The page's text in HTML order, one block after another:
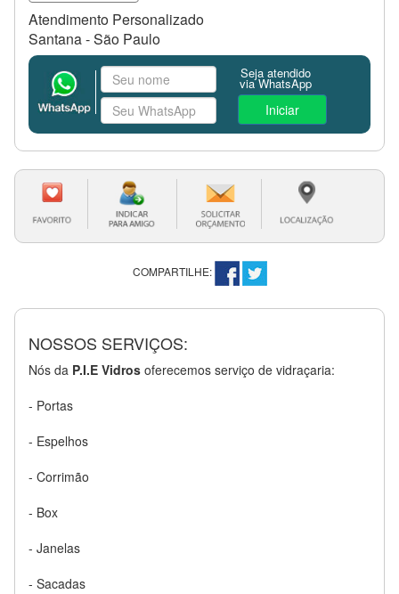
Atendimento Personalizado
Santana - São Paulo
Seja atendido
via WhatsApp
Iniciar
COMPARTILHE:
NOSSOS SERVIÇOS:
Nós da P.I.E Vidrosoferecemos serviço de vidraçaria:
- Portas
- Espelhos
- Corrimão
- Box
- Janelas
- Sacadas